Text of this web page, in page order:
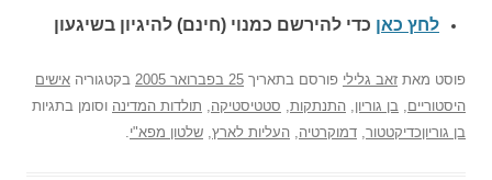
לחץ כאן כדי להירשם כמנוי (חינם) להיגיון בשיגעון
פוסט מאת זאב גלילי פורסם בתאריך 25 בפברואר 2005 בקטגוריה אישים
היסטוריים, בן גוריון, התנתקות, סטטיסטיקה, תולדות המדינה וסומן בתגיות
בן גוריוןכדיקטטור, דמוקרטיה, העליות לארץ, שלטון מפא"י.